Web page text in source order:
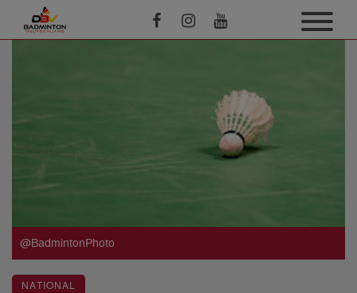
@BadmintonPhoto
NATIONAL